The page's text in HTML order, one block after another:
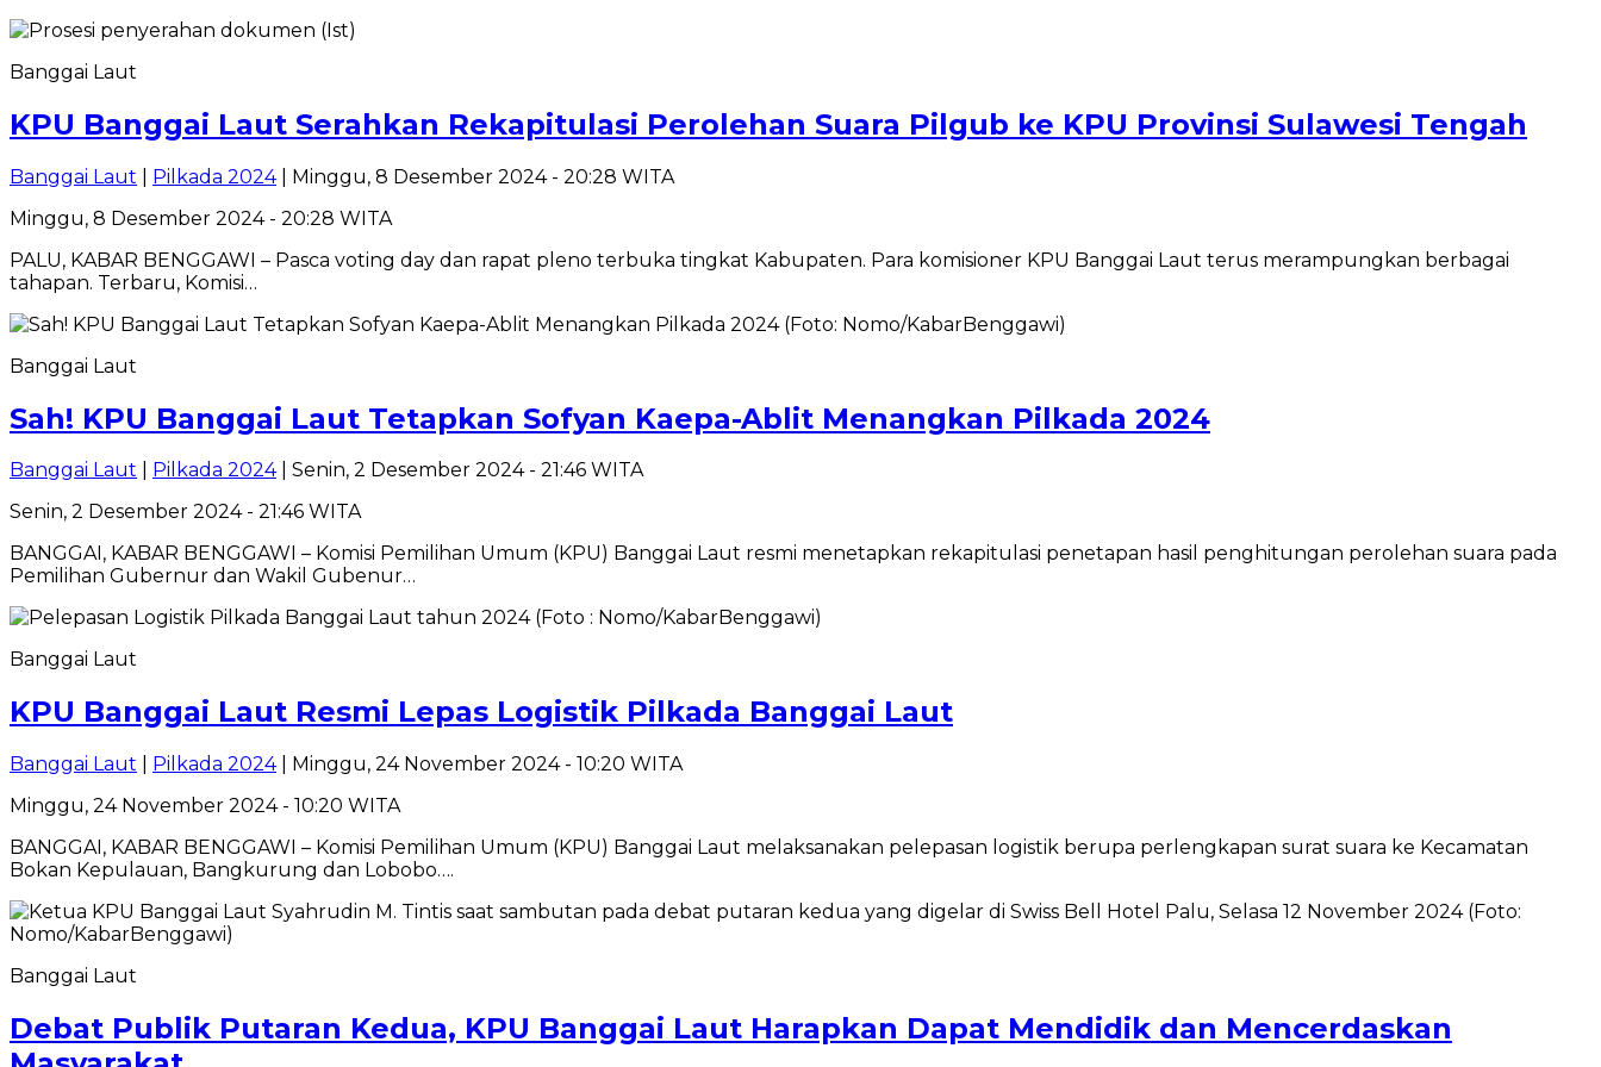
Banggai Laut
KPU Banggai Laut Serahkan Rekapitulasi Perolehan Suara Pilgub ke KPU Provinsi Sulawesi Tengah
Banggai Laut Pilkada 2024| Minggu, 8 Desember 2024 - 20:28 WITA
Minggu, 8 Desember 2024 - 20:28 WITA
PALU, KABAR BENGGAWI – Pasca voting day dan rapat pleno terbuka tingkat Kabupaten. Para komisioner KPU Banggai Laut terus merampungkan berbagai
tahapan. Terbaru, Komisi…
Banggai Laut
Sah! KPU Banggai Laut Tetapkan Sofyan Kaepa-Ablit Menangkan Pilkada 2024
Banggai Laut Pilkada 2024| Senin, 2 Desember 2024 - 21:46 WITA
Senin, 2 Desember 2024 - 21:46 WITA
BANGGAI, KABAR BENGGAWI – Komisi Pemilihan Umum (KPU) Banggai Laut resmi menetapkan rekapitulasi penetapan hasil penghitungan perolehan suara pada
Pemilihan Gubernur dan Wakil Gubenur…
Banggai Laut
KPU Banggai Laut Resmi Lepas Logistik Pilkada Banggai Laut
Banggai Laut Pilkada 2024| Minggu, 24 November 2024 - 10:20 WITA
Minggu, 24 November 2024 - 10:20 WITA
BANGGAI, KABAR BENGGAWI – Komisi Pemilihan Umum (KPU) Banggai Laut melaksanakan pelepasan logistik berupa perlengkapan surat suara ke Kecamatan
Bokan Kepulauan, Bangkurung dan Lobobo….
Banggai Laut
Debat Publik Putaran Kedua, KPU Banggai Laut Harapkan Dapat Mendidik dan Mencerdaskan